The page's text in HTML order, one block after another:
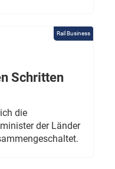
Rail Business
Schritten
die
der Länder